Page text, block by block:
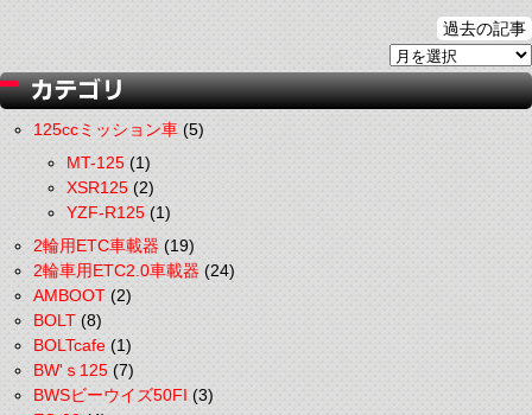
過去の記事
125ccミッション車(5)
MT-125(1)
XSR125(2)
YZF-R125(1)
2輪用ETC車載器(19)
2輪車用ETC2.0車載器(24)
AMBOOT(2)
BOLT(8)
BOLTcafe(1)
BW'ｓ125(7)
BWSビーウイズ50FI(3)